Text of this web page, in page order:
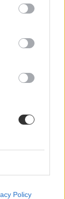
Policy